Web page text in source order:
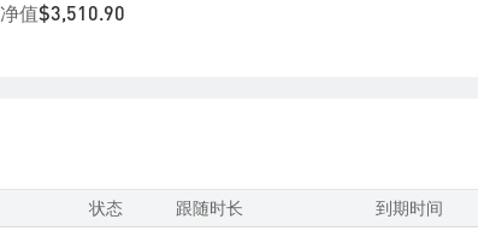
净值$3,510.90
状态 跟随时长 到期时间